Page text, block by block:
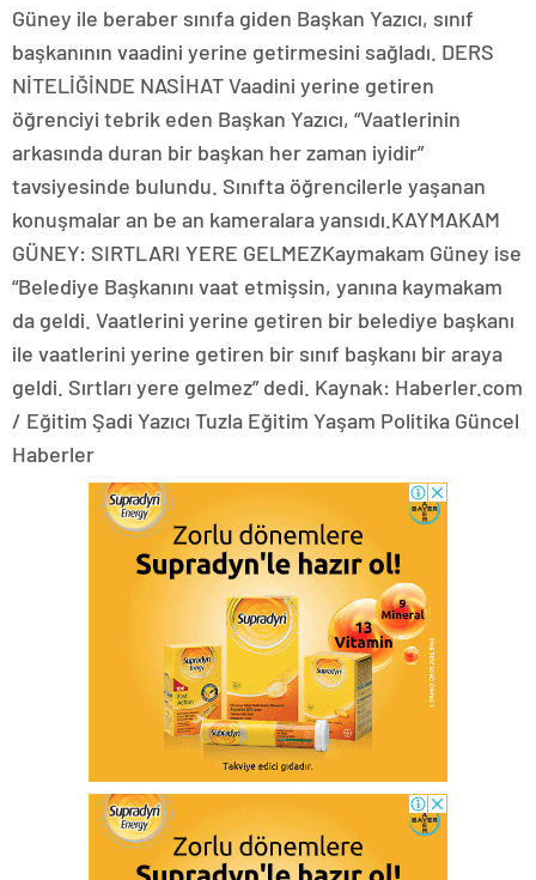
Güney ile beraber sınıfa giden Başkan Yazıcı, sınıf
başkanının vaadini yerine getirmesini sağladı. DERS
NİTELİĞİNDE NASİHAT Vaadini yerine getiren
öğrenciyi tebrik eden Başkan Yazıcı, “Vaatlerinin
arkasında duran bir başkan her zaman iyidir”
tavsiyesinde bulundu. Sınıfta öğrencilerle yaşanan
konuşmalar an be an kameralara yansıdı.KAYMAKAM
GÜNEY: SIRTLARI YERE GELMEZKaymakam Güney ise
“Belediye Başkanını vaat etmişsin, yanına kaymakam
da geldi. Vaatlerini yerine getiren bir belediye başkanı
ile vaatlerini yerine getiren bir sınıf başkanı bir araya
geldi. Sırtları yere gelmez” dedi. Kaynak: Haberler.com
/ Eğitim Şadi Yazıcı Tuzla Eğitim Yaşam Politika Güncel
Haberler